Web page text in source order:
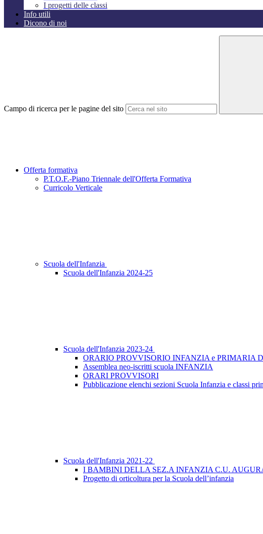
I progetti delle classi
Info utili
Dicono di noi
Campo di ricerca per le pagine del sito
Offerta formativa
P.T.O.F.-Piano Triennale dell'Offerta Formativa
Curricolo Verticale
Scuola dell'Infanzia
Scuola dell'Infanzia 2024-25
Scuola dell'Infanzia 2023-24
ORARIO PROVVISORIO INFANZIA e PRIMARIA
Assemblea neo-iscritti scuola INFANZIA
ORARI PROVVISORI
Pubblicazione elenchi sezioni Scuola Infanzia e classi
Scuola dell'Infanzia 2021-22
I BAMBINI DELLA SEZ.A INFANZIA C.U.
Progetto di orticoltura per la Scuola dell’infanzia